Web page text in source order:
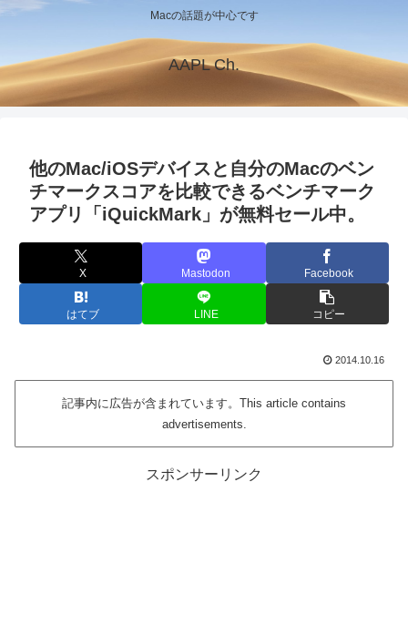
Macの話題が中心です
AAPL Ch.
他のMac/iOSデバイスと自分のMacのベン
チマークスコアを比較できるベンチマーク
アプリ「iQuickMark」が無料セール中。
X Mastodon Facebook
はてブ LINE コピー
2014.10.16
記事内に広告が含まれています。This article contains
advertisements.
スポンサーリンク